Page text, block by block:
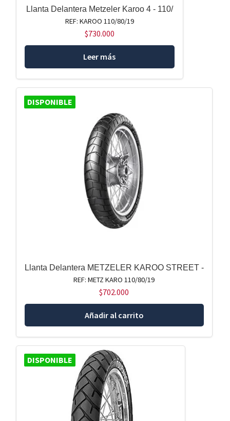
Llanta Delantera Metzeler Karoo 4 - 110/
REF: KAROO 110/80/19
$730.000
Leer más
DISPONIBLE
Llanta Delantera METZELER KAROO STREET -
REF: METZ KARO 110/80/19
$702.000
Añadir al carrito
DISPONIBLE